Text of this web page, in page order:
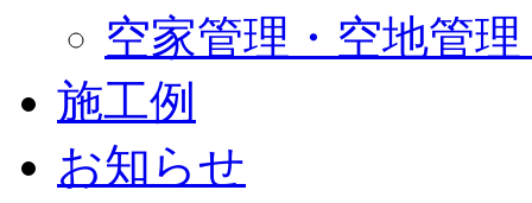
空家管理・空地管
施工例
お知らせ